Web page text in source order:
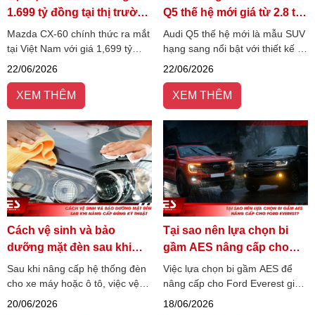
1.699 tỷ đồng tại thị trường
Việt Nam
Mazda CX-60 chính thức ra mắt
tại Việt Nam với giá 1,699 tỷ
đồng, nổi bật với động cơ I6
và thiết kế SUV cỡ D sang
trọng. Xem chi tiết cấu hình,
trang bị và giá bán CX-60 mới
nhất.
22/06/2026
XEM THÊM
Q5 thế hệ mới giá từ 2.8 tỷ
đồng
Audi Q5 thế hệ mới là mẫu SUV
hạng sang nổi bật với thiết kế S
line thể thao, công nghệ hiện
mẽ.
22/06/2026
XEM THÊM
Cách vệ sinh và bảo
dưỡng mặt đèn sau khi
nâng cấp đúng kỹ thuật
Sau khi nâng cấp hệ thống đèn
cho xe máy hoặc ô tô, việc vệ
sinh và bảo dưỡng mặt đèn
20/06/2026
Tại sao nên lựa chọn bi
gầm AES nâng cấp cho
Ford Everest?
Việc lựa chọn bi gầm AES để
nâng cấp cho Ford Everest giúp
cải thiện đáng kể khả năng
18/06/2026